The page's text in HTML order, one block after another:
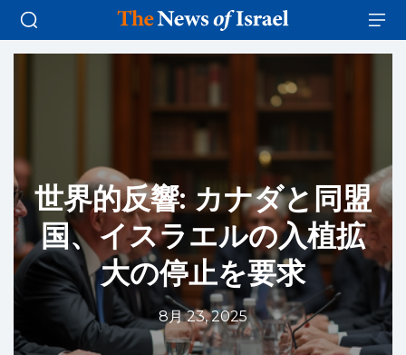
世界的反響: カナダと同盟
国、イスラエルの入植拡
大の停止を要求
8月 23, 2025